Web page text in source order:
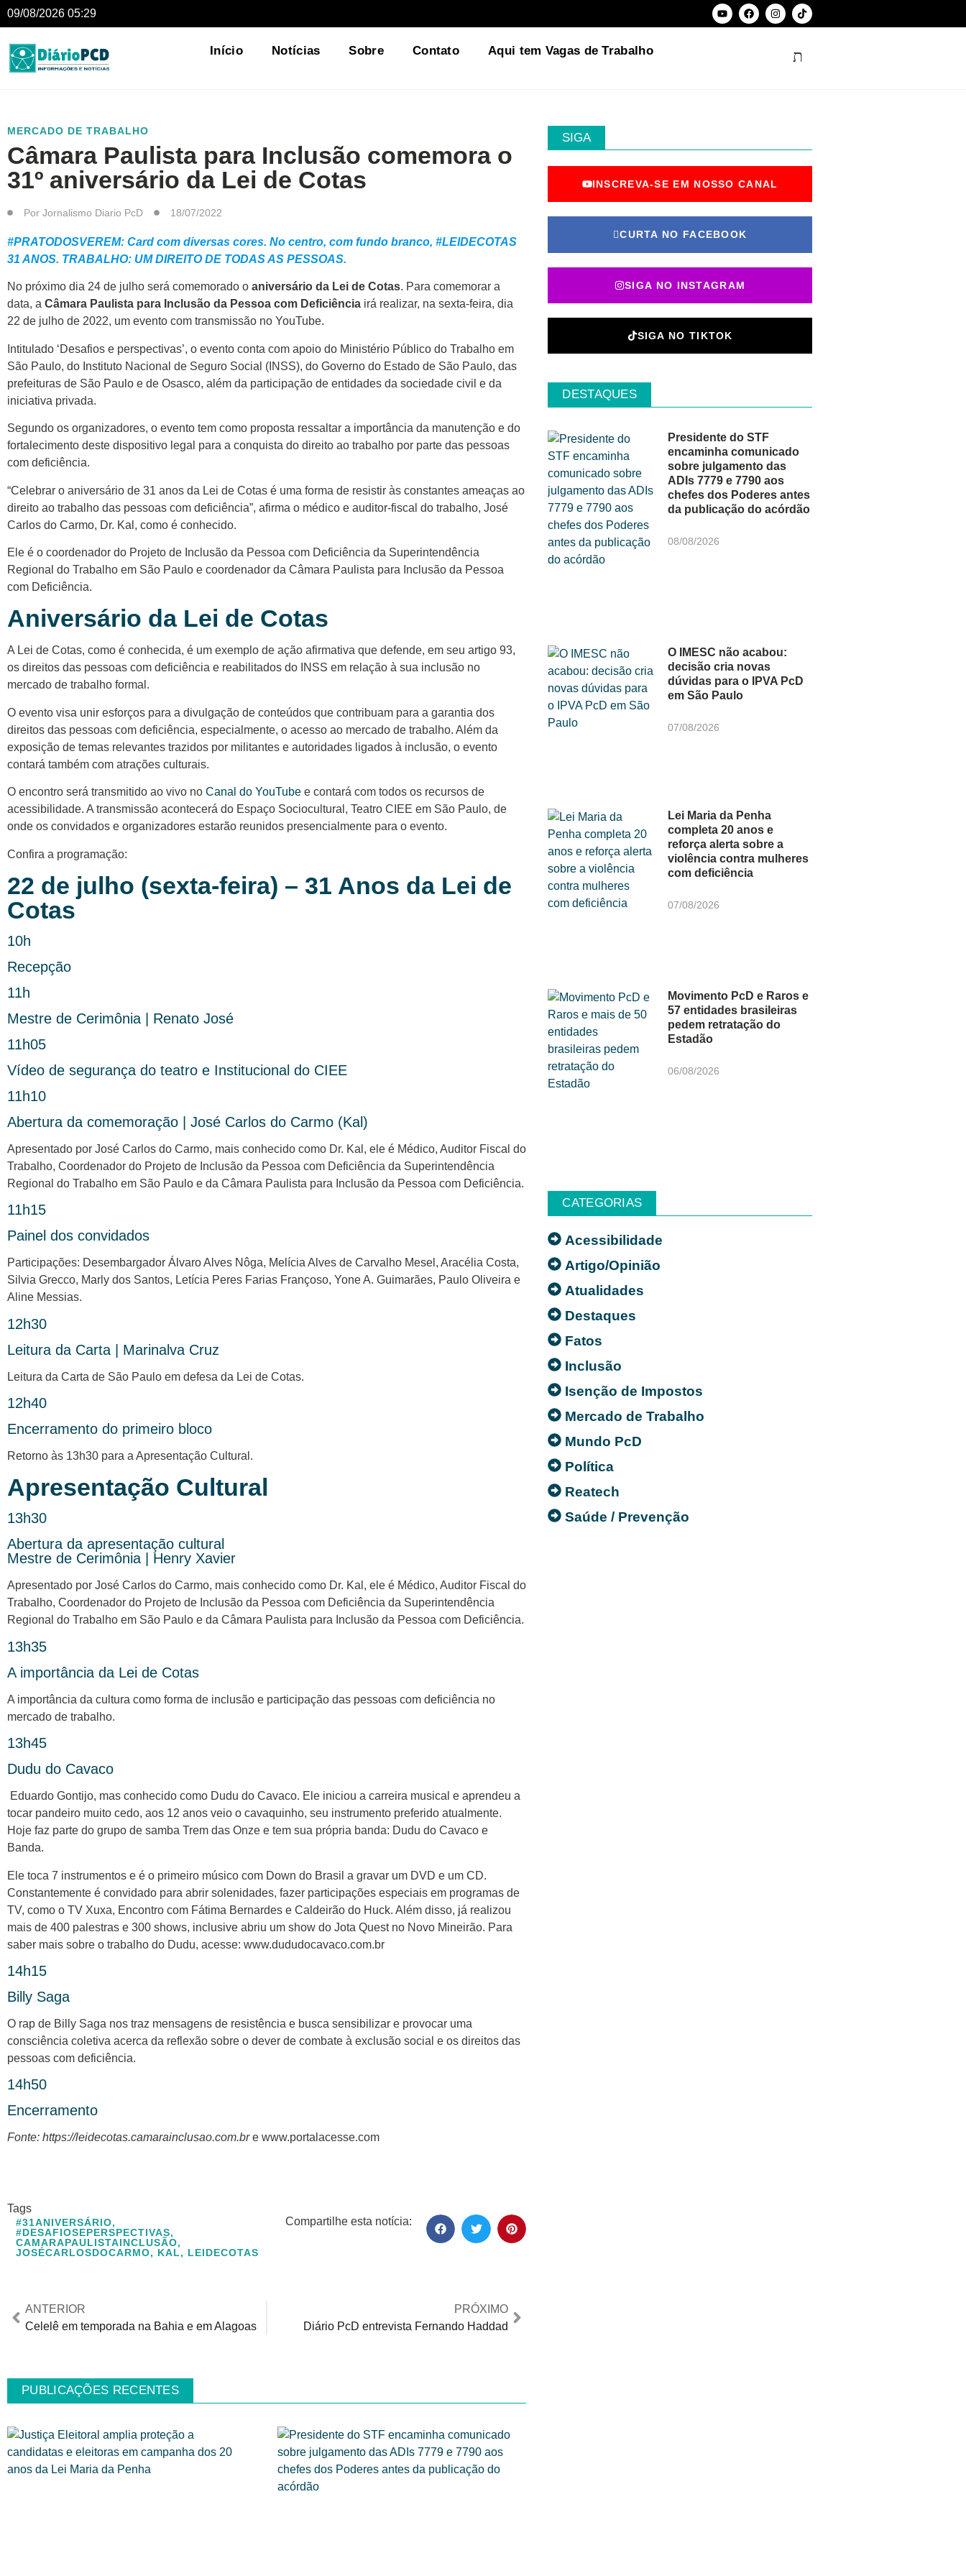
09/08/2026 05:29
Início Notícias Sobre Contato Aqui tem Vagas de Trabalho
MERCADO DE TRABALHO
Câmara Paulista para Inclusão comemora o
31º aniversário da Lei de Cotas
Por Jornalismo Diario PcD 18/07/2022
#PRATODOSVEREM: Card com diversas cores. No centro, com fundo branco, #LEIDECOTAS
31 ANOS. TRABALHO: UM DIREITO DE TODAS AS PESSOAS.
No próximo dia 24 de julho será comemorado o aniversário da Lei de Cotas. Para comemorar a
data, a Câmara Paulista para Inclusão da Pessoa com Deficiência irá realizar, na sexta-feira, dia
22 de julho de 2022, um evento com transmissão no YouTube.
Intitulado ‘Desafios e perspectivas’, o evento conta com apoio do Ministério Público do Trabalho em
São Paulo, do Instituto Nacional de Seguro Social (INSS), do Governo do Estado de São Paulo, das
prefeituras de São Paulo e de Osasco, além da participação de entidades da sociedade civil e da
iniciativa privada.
Segundo os organizadores, o evento tem como proposta ressaltar a importância da manutenção e do
fortalecimento deste dispositivo legal para a conquista do direito ao trabalho por parte das pessoas
com deficiência.
“Celebrar o aniversário de 31 anos da Lei de Cotas é uma forma de resistir às constantes ameaças ao
direito ao trabalho das pessoas com deficiência”, afirma o médico e auditor-fiscal do trabalho, José
Carlos do Carmo, Dr. Kal, como é conhecido.
Ele é o coordenador do Projeto de Inclusão da Pessoa com Deficiência da Superintendência
Regional do Trabalho em São Paulo e coordenador da Câmara Paulista para Inclusão da Pessoa
com Deficiência.
Aniversário da Lei de Cotas
A Lei de Cotas, como é conhecida, é um exemplo de ação afirmativa que defende, em seu artigo 93,
os direitos das pessoas com deficiência e reabilitados do INSS em relação à sua inclusão no
mercado de trabalho formal.
O evento visa unir esforços para a divulgação de conteúdos que contribuam para a garantia dos
direitos das pessoas com deficiência, especialmente, o acesso ao mercado de trabalho. Além da
exposição de temas relevantes trazidos por militantes e autoridades ligados à inclusão, o evento
contará também com atrações culturais.
O encontro será transmitido ao vivo no Canal do YouTube e contará com todos os recursos de
acessibilidade. A transmissão acontecerá do Espaço Sociocultural, Teatro CIEE em São Paulo, de
onde os convidados e organizadores estarão reunidos presencialmente para o evento.
Confira a programação:
22 de julho (sexta-feira) – 31 Anos da Lei de
Cotas
10h
Recepção
11h
Mestre de Cerimônia | Renato José
11h05
Vídeo de segurança do teatro e Institucional do CIEE
11h10
Abertura da comemoração | José Carlos do Carmo (Kal)
Apresentado por José Carlos do Carmo, mais conhecido como Dr. Kal, ele é Médico, Auditor Fiscal do
Trabalho, Coordenador do Projeto de Inclusão da Pessoa com Deficiência da Superintendência
Regional do Trabalho em São Paulo e da Câmara Paulista para Inclusão da Pessoa com Deficiência.
11h15
Painel dos convidados
Participações: Desembargador Álvaro Alves Nôga, Melícia Alves de Carvalho Mesel, Aracélia Costa,
Silvia Grecco, Marly dos Santos, Letícia Peres Farias Françoso, Yone A. Guimarães, Paulo Oliveira e
Aline Messias.
12h30
Leitura da Carta | Marinalva Cruz
Leitura da Carta de São Paulo em defesa da Lei de Cotas.
12h40
Encerramento do primeiro bloco
Retorno às 13h30 para a Apresentação Cultural.
Apresentação Cultural
13h30
Abertura da apresentação cultural
Mestre de Cerimônia | Henry Xavier
Apresentado por José Carlos do Carmo, mais conhecido como Dr. Kal, ele é Médico, Auditor Fiscal do
Trabalho, Coordenador do Projeto de Inclusão da Pessoa com Deficiência da Superintendência
Regional do Trabalho em São Paulo e da Câmara Paulista para Inclusão da Pessoa com Deficiência.
13h35
A importância da Lei de Cotas
A importância da cultura como forma de inclusão e participação das pessoas com deficiência no
mercado de trabalho.
13h45
Dudu do Cavaco
Eduardo Gontijo, mas conhecido como Dudu do Cavaco. Ele iniciou a carreira musical e aprendeu a
tocar pandeiro muito cedo, aos 12 anos veio o cavaquinho, seu instrumento preferido atualmente.
Hoje faz parte do grupo de samba Trem das Onze e tem sua própria banda: Dudu do Cavaco e
Banda.
Ele toca 7 instrumentos e é o primeiro músico com Down do Brasil a gravar um DVD e um CD.
Constantemente é convidado para abrir solenidades, fazer participações especiais em programas de
TV, como o TV Xuxa, Encontro com Fátima Bernardes e Caldeirão do Huck. Além disso, já realizou
mais de 400 palestras e 300 shows, inclusive abriu um show do Jota Quest no Novo Mineirão. Para
saber mais sobre o trabalho do Dudu, acesse: www.dududocavaco.com.br
14h15
Billy Saga
O rap de Billy Saga nos traz mensagens de resistência e busca sensibilizar e provocar uma
consciência coletiva acerca da reflexão sobre o dever de combate à exclusão social e os direitos das
pessoas com deficiência.
14h50
Encerramento
Fonte: https://leidecotas.camarainclusao.com.bre www.portalacesse.com
Tags
#31ANIVERSÁRIO,
#DESAFIOSEPERSPECTIVAS,
CAMARAPAULISTAINCLUSÃO,
JOSÉCARLOSDOCARMO, KAL, LEIDECOTAS
Compartilhe esta notícia:
ANTERIOR
Celelê em temporada na Bahia e em Alagoas
PRÓXIMO
Diário PcD entrevista Fernando Haddad
PUBLICAÇÕES RECENTES
SIGA
INSCREVA-SE EM NOSSO CANAL
CURTA NO FACEBOOK
SIGA NO INSTAGRAM
SIGA NO TIKTOK
DESTAQUES
Presidente do STF
encaminha comunicado
sobre julgamento das
ADIs 7779 e 7790 aos
chefes dos Poderes antes
da publicação do acórdão
08/08/2026
O IMESC não acabou:
decisão cria novas
dúvidas para o IPVA PcD
em São Paulo
07/08/2026
Lei Maria da Penha
completa 20 anos e
reforça alerta sobre a
violência contra mulheres
com deficiência
07/08/2026
Movimento PcD e Raros e
57 entidades brasileiras
pedem retratação do
Estadão
06/08/2026
CATEGORIAS
Acessibilidade
Artigo/Opinião
Atualidades
Destaques
Fatos
Inclusão
Isenção de Impostos
Mercado de Trabalho
Mundo PcD
Política
Reatech
Saúde / Prevenção